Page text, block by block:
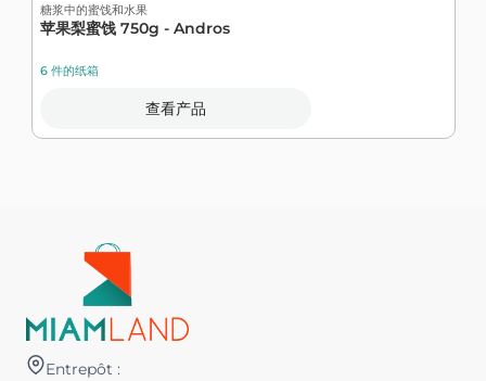
糖浆中的蜜饯和水果
苹果梨蜜饯 750g - Andros
6 件的纸箱
查看产品
Entrepôt :